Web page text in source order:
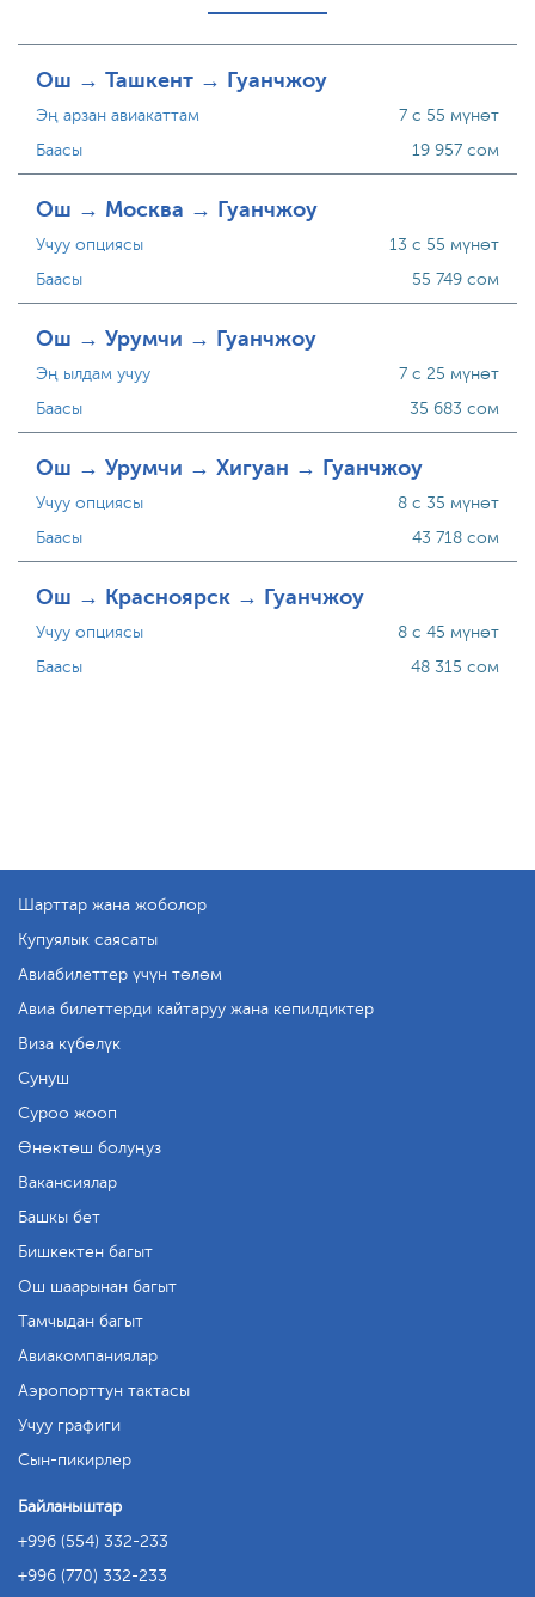
Ош → Ташкент → Гуанчжоу
Эң арзан авиакаттам
Баасы
7 с 55 мүнөт
19 957 сом
Ош → Москва → Гуанчжоу
Учуу опциясы
Баасы
13 с 55 мүнөт
55 749 сом
Ош → Урумчи → Гуанчжоу
Эң ылдам учуу
Баасы
7 с 25 мүнөт
35 683 сом
Ош → Урумчи → Хигуан → Гуанчжоу
Учуу опциясы
Баасы
8 с 35 мүнөт
43 718 сом
Ош → Красноярск → Гуанчжоу
Учуу опциясы
Баасы
8 с 45 мүнөт
48 315 сом
Шарттар жана жоболор
Купуялык саясаты
Авиабилеттер үчүн төлөм
Авиа билеттерди кайтаруу жана кепилдиктер
Виза күбөлүк
Сунуш
Суроо жооп
Өнөктөш болуңуз
Вакансиялар
Башкы бет
Бишкектен багыт
Ош шаарынан багыт
Тамчыдан багыт
Авиакомпаниялар
Аэропорттун тактасы
Учуу графиги
Сын-пикирлер
Байланыштар
+996 (554) 332-233
+996 (770) 332-233